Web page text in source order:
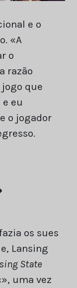
e o
«A
o
razão
que
eu
o jogador
os sues
Lansing
State
uma vez